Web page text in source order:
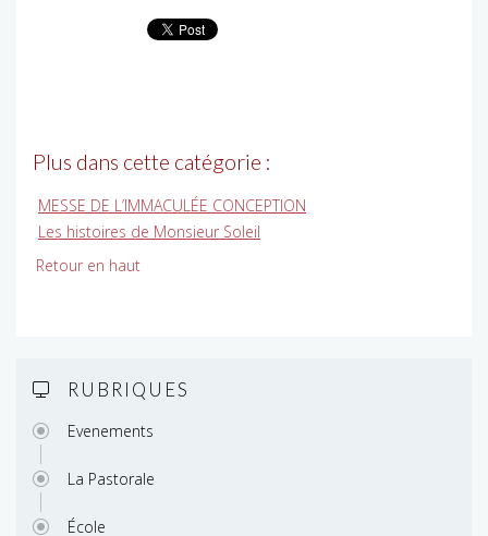
Plus dans cette catégorie :
MESSE DE L’IMMACULÉE CONCEPTION
Les histoires de Monsieur Soleil
Retour en haut
RUBRIQUES
Evenements
La Pastorale
École